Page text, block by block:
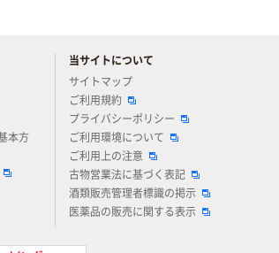
本方
当サイトについて
サイトマップ
ご利用規約
プライバシーポリシー
ご利用環境について
ご利用上の注意
古物営業法に基づく表記
酒類販売管理者標識の掲示
医薬品の販売に関する表示